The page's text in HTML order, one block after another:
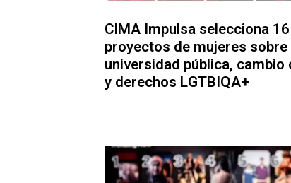
CIMA Impulsa selecciona 16
proyectos de mujeres sobre
universidad pública,
y derechos LGTBIQA+